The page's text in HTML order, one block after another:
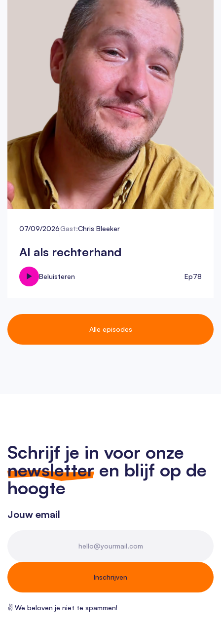
07/09/2026Gast:Chris Bleeker
AI als rechterhand
Beluisteren Ep78
Alle episodes
Schrijf je in voor onze
newsletter en blijf op de
hoogte
Jouw email
✌ We beloven je niet te spammen!